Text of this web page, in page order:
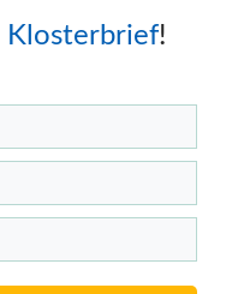
Klosterbrief!